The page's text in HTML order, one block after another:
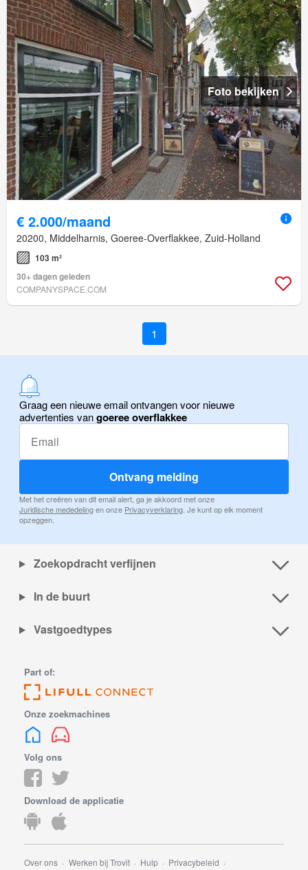
Foto bekijken
€ 2.000/maand
20200, Middelharnis, Goeree-Overflakkee, Zuid-Holland
103 m²
30+ dagen geleden
COMPANYSPACE.COM
1
Graag een nieuwe email ontvangen voor nieuwe
advertenties vangoeree overflakkee
Ontvang melding
Met het creëren van dit email alert, ga je akkoord met onze
Juridische mededelingen onze Privacyverklaring. Je kunt op elk moment
opzeggen.
Zoekopdracht verfijnen
In de buurt
Vastgoedtypes
Part of:
Onze zoekmachines
Volg ons
Download de applicatie
Over ons Werken bij Trovit Hulp Privacybeleid